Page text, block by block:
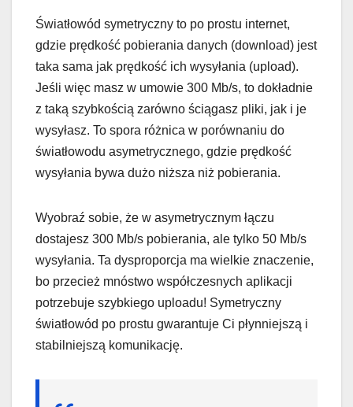
Światłowód symetryczny to po prostu internet,
gdzie prędkość pobierania danych (download) jest
taka sama jak prędkość ich wysyłania (upload).
Jeśli więc masz w umowie 300 Mb/s, to dokładnie
z taką szybkością zarówno ściągasz pliki, jak i je
wysyłasz. To spora różnica w porównaniu do
światłowodu asymetrycznego, gdzie prędkość
wysyłania bywa dużo niższa niż pobierania.
Wyobraź sobie, że w asymetrycznym łączu
dostajesz 300 Mb/s pobierania, ale tylko 50 Mb/s
wysyłania. Ta dysproporcja ma wielkie znaczenie,
bo przecież mnóstwo współczesnych aplikacji
potrzebuje szybkiego uploadu! Symetryczny
światłowód po prostu gwarantuje Ci płynniejszą i
stabilniejszą komunikację.